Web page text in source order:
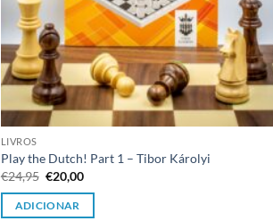
LIVROS
Play the Dutch! Part 1 – Tibor Károlyi
€24,95 O
preço
original
era:
€20,00O
ADICIONAR